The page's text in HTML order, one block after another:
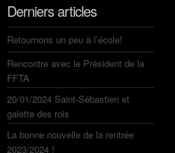
Derniers articles
Retournons un peu à l’école!
Rencontre avec le Président de la
FFTA
20/01/2024 Saint-Sébastien et
galette des rois
La bonne nouvelle de la rentrée
2023/2024 !